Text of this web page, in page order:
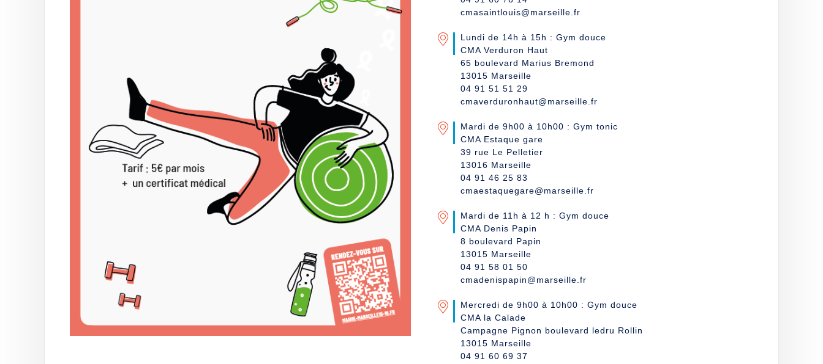
cmasaintlouis@marseille.fr
Lundi de 14h à 15h : Gym douce
CMA Verduron Haut
65 boulevard Marius Bremond
13015 Marseille
04 91 51 51 29
cmaverduronhaut@marseille.fr
Mardi de 9h00 à 10h00 : Gym tonic
CMA Estaque gare
39 rue Le Pelletier
13016 Marseille
04 91 46 25 83
cmaestaquegare@marseille.fr
Mardi de 11h à 12 h : Gym douce
CMA Denis Papin
8 boulevard Papin
13015 Marseille
04 91 58 01 50
cmadenispapin@marseille.fr
Mercredi de 9h00 à 10h00 : Gym douce
CMA la Calade
Campagne Pignon boulevard ledru Rollin
13015 Marseille
04 91 60 69 37